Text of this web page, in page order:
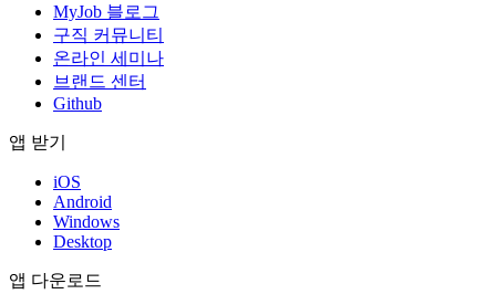
MyJob 블로그
구직 커뮤니티
온라인 세미나
브랜드 센터
Github
앱 받기
iOS
Android
Windows
Desktop
앱 다운로드